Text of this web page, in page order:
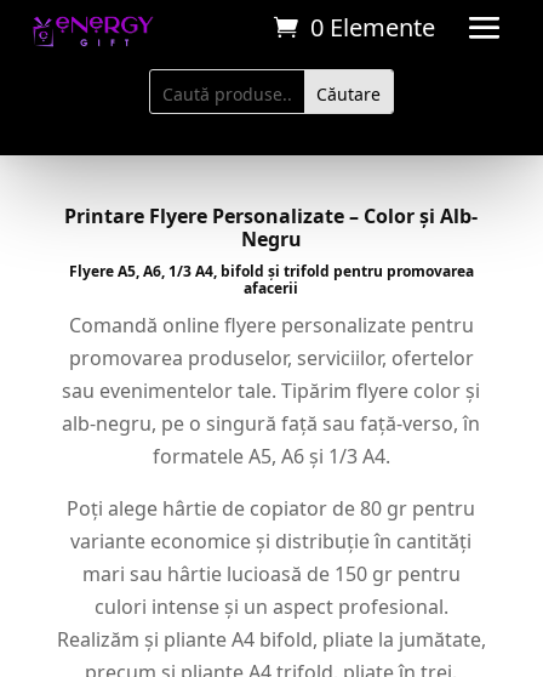
0 Elemente
Printare Flyere Personalizate – Color și Alb-
Negru
Flyere A5, A6, 1/3 A4, bifold și trifold pentru promovarea
afacerii
Comandă online flyere personalizate pentru
promovarea produselor, serviciilor, ofertelor
sau evenimentelor tale. Tipărim flyere color și
alb-negru, pe o singură față sau față-verso, în
formatele A5, A6 și 1/3 A4.
Poți alege hârtie de copiator de 80 gr pentru
variante economice și distribuție în cantități
mari sau hârtie lucioasă de 150 gr pentru
culori intense și un aspect profesional.
Realizăm și pliante A4 bifold, pliate la jumătate,